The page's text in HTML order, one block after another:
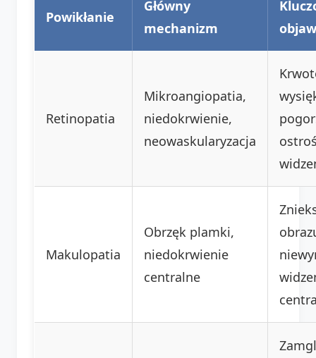
Powikłanie
Główny
mechanizm
Retinopatia
Mikroangiopatia,
niedokrwienie,
neowaskularyzacja
Makulopatia
Obrzęk plamki,
niedokrwienie
centralne